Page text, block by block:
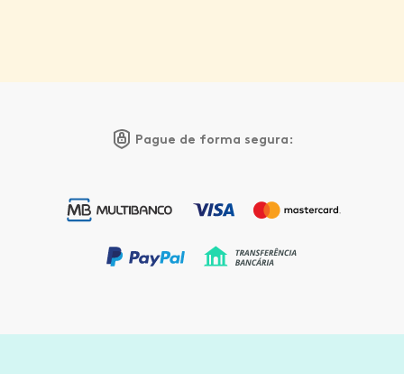
Pague de forma segura: